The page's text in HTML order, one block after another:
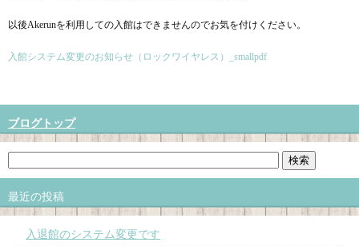
以後Akerunを利用しての入館はできませんのでお気を付けください。
入館システム変更のお知らせ（ロックワイヤレス）_smallpdf
ブログトップ
最近の投稿
入退館のシステム変更です